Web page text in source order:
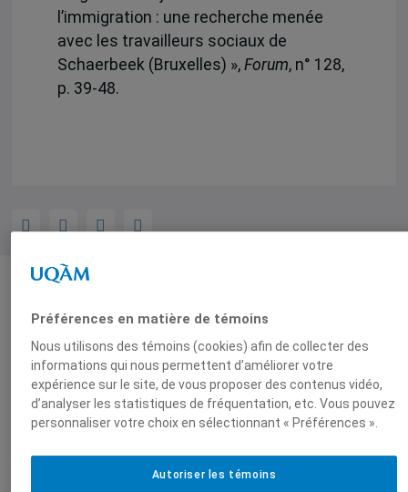
l’immigration : une recherche menée
avec les travailleurs sociaux de
Schaerbeek (Bruxelles) », Forum, n° 128,
p. 39-48.
Auteurs-trices
Ural Manço
Produit par
Préférences en matière de témoins
Nous utilisons des témoins (cookies) afin de collecter des
informations qui nous permettent d’améliorer votre
expérience sur le site, de vous proposer des contenus vidéo,
d’analyser les statistiques de fréquentation, etc. Vous pouvez
personnaliser votre choix en sélectionnant « Préférences ».
Autoriser les témoins